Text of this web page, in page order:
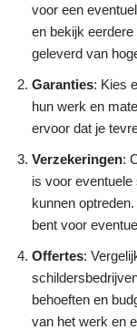
voor een
en bekijk
geleverd van
Garanties: Kies
hun werk en
ervoor dat je
Verzekeringen:
is voor
kunnen
bent voor
Offertes:
behoeften en
van het werk en